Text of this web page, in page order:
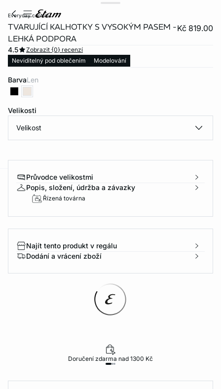
everyday control
TVARUJÍCÍ KALHOTKY S VYSOKÝM PASEM -
LEHKÁ PODPORA
Kč 819.00
4.5
Zobrazit {0} recenzí
Neviditelný pod oblečením
Modelování
Barva len
Velikosti
Velikost
Průvodce velikostmi
Popis, složení, údržba a závazky
Řízená továrna
Najít tento produkt v regálu
Dodání a vrácení zboží
Doručení zdarma nad 1300 Kč